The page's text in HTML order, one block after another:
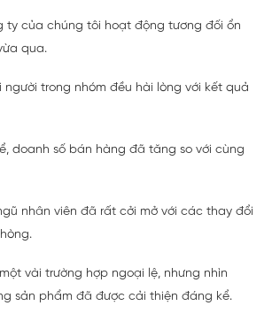
ty của chúng tôi hoạt động tương đối ổn
qua.
người trong nhóm đều hài lòng với kết quả
doanh số bán hàng đã tăng so với cùng
nhân viên đã rất cởi mở với các thay đổi
vài trường hợp ngoại lệ, nhưng nhìn
sản phẩm đã được cải thiện đáng kể.